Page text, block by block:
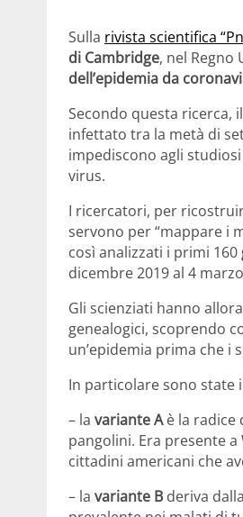
Sulla rivista scientifica
di Cambridge, nel Regno
dell’epidemia da
Secondo questa ricerca, il
infettato tra la metà di
impediscono agli
virus.
I ricercatori, per
servono per “mappare i
così analizzati i primi 160
dicembre 2019 al 4
Gli scienziati hanno
genealogici, scoprendo
un’epidemia prima che
In particolare sono state
– la variante Aè la radice
pangolini. Era presente
cittadini americani che
– la variante B deriva